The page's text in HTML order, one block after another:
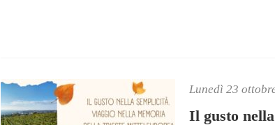
Lunedì 23
Il gusto